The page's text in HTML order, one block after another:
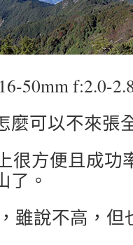
50mm f:2.0-
麼可以不來張
很方便且成功
了。
雖說不高，